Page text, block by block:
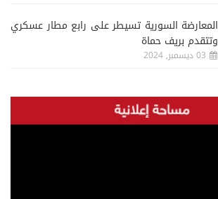
المعارضة السورية تسيطر على رابع مطار عسكري
وتتقدم بريف حماة
03 ديسمبر, 2024